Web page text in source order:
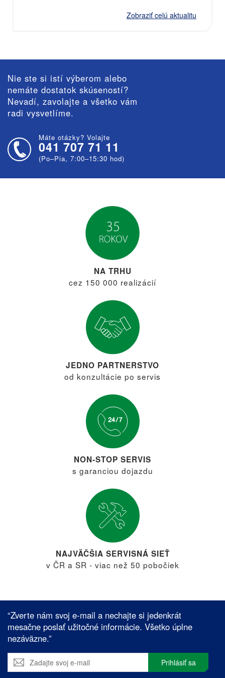
Zobraziť celú aktualitu
Nie ste si istí výberom alebo
nemáte dostatok skúseností?
Nevadí, zavolajte a všetko vám
radi vysvetlíme.
Máte otázky? Volajte
041 707 71 11
(Po–Pia, 7:00–15:30 hod)
NA TRHU
cez 150 000 realizácií
JEDNO PARTNERSTVO
od konzultácie po servis
NON-STOP SERVIS
s garanciou dojazdu
NAJVÄČŠIA SERVISNÁ SIEŤ
v ČR a SR - viac než 50 pobočiek
“Zverte nám svoj e-mail a nechajte si jedenkrát
mesačne poslať užitočné informácie. Všetko úplne
nezáväzne.”
Prihlásiť sa